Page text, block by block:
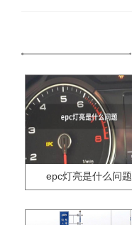
epc灯亮是什么问题